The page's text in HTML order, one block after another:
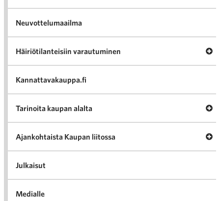
Neuvottelumaailma
Häiriötilanteisiin varautuminen
Kannattavakauppa.fi
Tarinoita kaupan alalta
Ajankohtaista Kaupan liitossa
Julkaisut
Medialle